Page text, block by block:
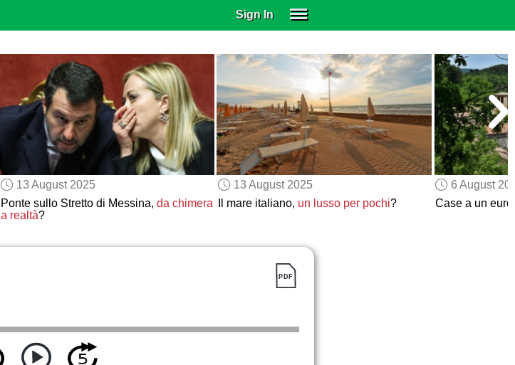
Sign In
SUBSCRIBE
EDUCATIONAL LICENSES
GIFT CARDS
OTHER LANGUAGES
ABOUT US
ALEXA
ADJUST COLORS
13 August 2025
Ponte sullo Stretto di Messina, da chimera
a realtà?
13 August 2025
Il mare italiano, un lusso per pochi?
6 August
Case a un